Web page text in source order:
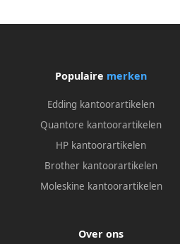
Populaire merken
Edding kantoorartikelen
Quantore kantoorartikelen
HP kantoorartikelen
Brother kantoorartikelen
Moleskine kantoorartikelen
Over ons